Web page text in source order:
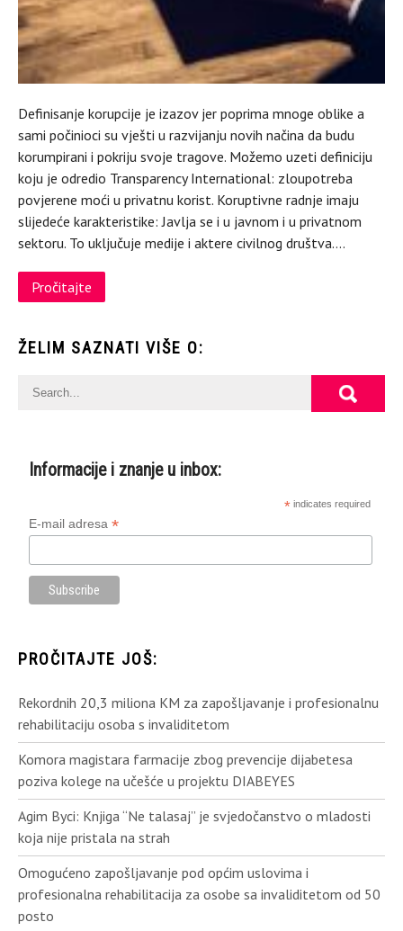
Definisanje korupcije je izazov jer poprima mnoge oblike a
sami počinioci su vješti u razvijanju novih načina da budu
korumpirani i pokriju svoje tragove. Možemo uzeti definiciju
koju je odredio Transparency International: zloupotreba
povjerene moći u privatnu korist. Koruptivne radnje imaju
slijedeće karakteristike: Javlja se i u javnom i u privatnom
sektoru. To uključuje medije i aktere civilnog društva….
Pročitajte
ŽELIM SAZNATI VIŠE O:
Informacije i znanje u inbox:
* indicates required
E-mail adresa*
PROČITAJTE JOŠ:
Rekordnih 20,3 miliona KM za zapošljavanje i profesionalnu
rehabilitaciju osoba s invaliditetom
Komora magistara farmacije zbog prevencije dijabetesa
poziva kolege na učešće u projektu DIABEYES
Agim Byci: Knjiga “Ne talasaj” je svjedočanstvo o mladosti
koja nije pristala na strah
Omogućeno zapošljavanje pod općim uslovima i
profesionalna rehabilitacija za osobe sa invaliditetom od 50
posto